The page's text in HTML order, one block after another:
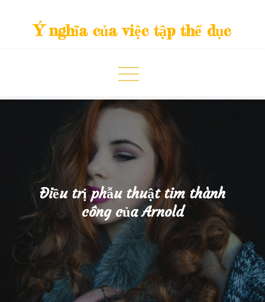
Ý nghĩa của việc tập thể dục
Điều trị phẫu thuật tim thành
công của Arnold